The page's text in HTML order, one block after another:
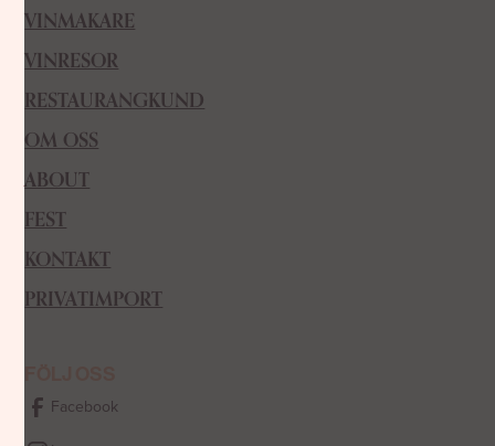
VINMAKARE
VINRESOR
RESTAURANGKUND
OM OSS
ABOUT
FEST
KONTAKT
PRIVATIMPORT
Facebook